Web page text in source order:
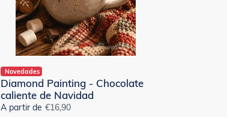
Novedades
Diamond Painting - Chocolate
caliente de Navidad
A partir de Precio
€16,90